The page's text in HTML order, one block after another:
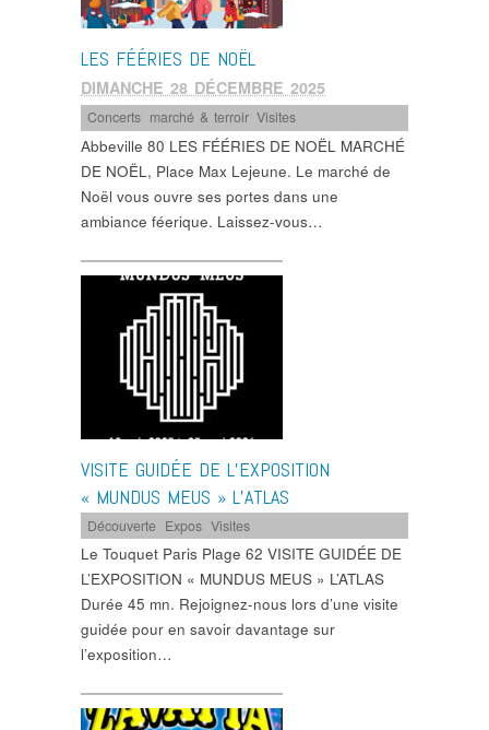
LES FÉÉRIES DE NOËL
DIMANCHE 28 DÉCEMBRE 2025
Concerts marché & terroir,Visites
Abbeville 80 LES FÉÉRIES DE NOËL MARCHÉ
DE NOËL, Place Max Lejeune. Le marché de
Noël vous ouvre ses portes dans une
ambiance féerique. Laissez-vous…
VISITE GUIDÉE DE L’EXPOSITION
« MUNDUS MEUS » L’ATLAS
Découverte Expos ,Visites
Le Touquet Paris Plage 62 VISITE GUIDÉE DE
L’EXPOSITION « MUNDUS MEUS » L’ATLAS
Durée 45 mn. Rejoignez-nous lors d’une visite
guidée pour en savoir davantage sur
l’exposition…